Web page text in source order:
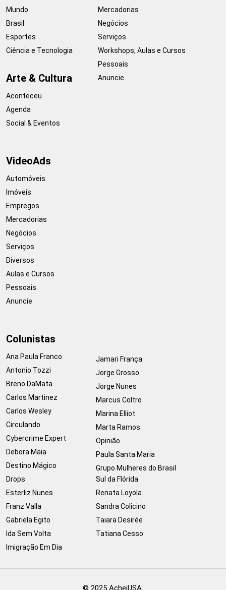
Mundo
Brasil
Esportes
Ciência e Tecnologia
Arte & Cultura
Aconteceu
Agenda
Social & Eventos
Mercadorias
Negócios
Serviços
Workshops, Aulas e Cursos
Pessoais
Anuncie
VideoAds
Automóveis
Imóveis
Empregos
Mercadorias
Negócios
Serviços
Diversos
Aulas e Cursos
Pessoais
Anuncie
Colunistas
Ana Paula Franco
Antonio Tozzi
Breno DaMata
Carlos Martinez
Carlos Wesley
Circulando
Cybercrime Expert
Debora Maia
Destino Mágico
Drops
Esterliz Nunes
Franz Valla
Gabriela Egito
Ida Sem Volta
Imigração Em Dia
Jamari França
Jorge Grosso
Jorge Nunes
Marcus Coltro
Marina Elliot
Marta Ramos
Opinião
Paula Santa Maria
Grupo Mulheres do Brasil
Sul da Flórida
Renata Loyola
Sandra Colicino
Taiara Desirée
Tatiana Cesso
© 2025 AcheiUSA.